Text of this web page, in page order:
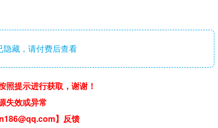
隐藏，请付费后查看
照提示进行获取，谢谢！
失效或异常
】反馈